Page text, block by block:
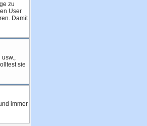
zu
User
Damit
usw.,
sie
immer